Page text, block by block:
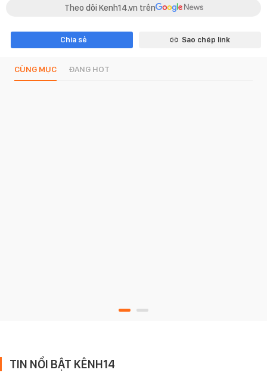
Theo dõi Kenh14.vn trên
Chia sẻ Sao chép link
CÙNG MỤC ĐANG HOT
TIN NỔI BẬT KÊNH14